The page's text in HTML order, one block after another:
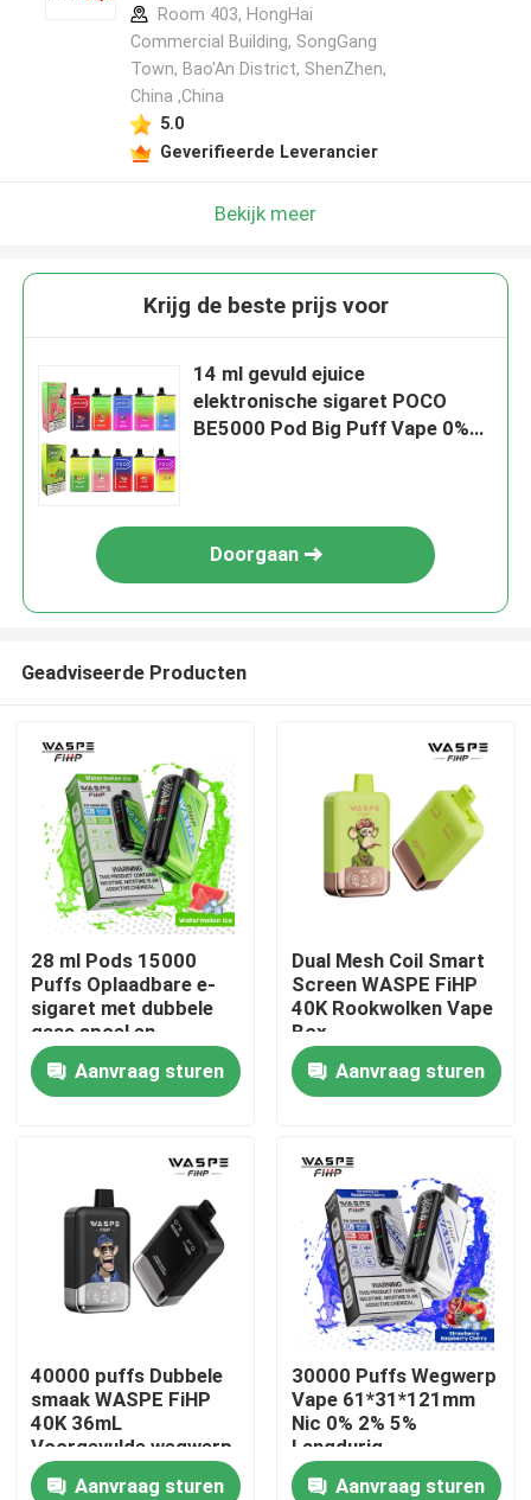
Huis
Producten
Video's
Fabrieksreis
Contacteer ons
Nieuws
Room 403, HongHai
Commercial Building, SongGang
Town, Bao'An District, ShenZhen,
China ,China
5.0
Geverifieerde Leverancier
Bekijk meer
Krijg de beste prijs voor
14 ml gevuld ejuice
elektronische sigaret POCO
BE5000 Pod Big Puff Vape 0%
Doorgaan
Geadviseerde Producten
28 ml Pods 15000
Puffs Oplaadbare e-
sigaret met dubbele
gaas spoel en
61*31*121mm
GrootteAanvraag sturen
Dual Mesh Coil Smart
Screen WASPE FiHP
40K Rookwolken Vape
Box
Aanvraag sturen
40000 puffs Dubbele
smaak WASPE FiHP
40K 36mL
Voorgevulde wegwerp
vape
Aanvraag sturen
30000 Puffs Wegwerp
Vape 61*31*121mm
Nic 0% 2% 5%
Langdurig
Aanvraag sturen